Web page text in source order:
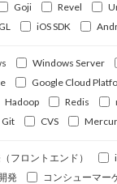
Goji Revel
iOS SDK
Windows Server
Google Cloud
Hadoop Redis
Git CVS
フロントエンド）
発 コンシューマー